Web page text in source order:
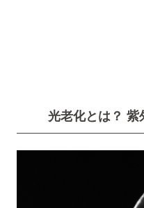
光老化とは？ 紫